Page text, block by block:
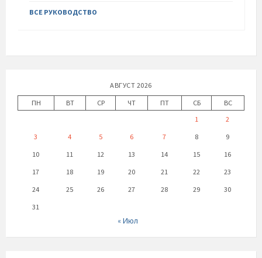
ВСЕ РУКОВОДСТВО
АВГУСТ 2026
ПН
ВТ СР ЧТ ПТ СБ
ВС
1
2
3
4 5 6 7 8
9
10
11 12 13 14 15
16
17
18 19 20 21 22
23
24
25 26 27 28 29
30
31
« Июл